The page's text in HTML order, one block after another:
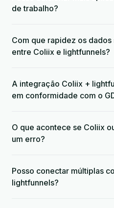
de trabalho?
Com que rapidez os
entre Coliix e lightfunnels?
A integração Coliix +
em conformidade com o
O que acontece se Coliix
um erro?
Posso conectar múltiplas
lightfunnels?